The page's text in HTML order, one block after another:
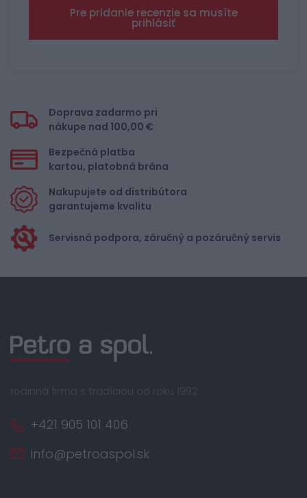
Pre pridanie recenzie sa musíte
prihlásiť
Doprava zadarmo pri
nákupe nad 100,00 €
Bezpečná platba
kartou, platobná brána
Nakupujete od distribútora
garantujeme kvalitu
Servisná podpora, záručný a pozáručný servis
rodinná firma s tradíciou od roku 1992
+421 905 101 406
info@petroaspol.sk